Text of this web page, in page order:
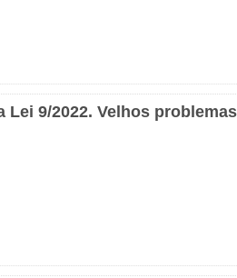
Lei 9/2022. Velhos